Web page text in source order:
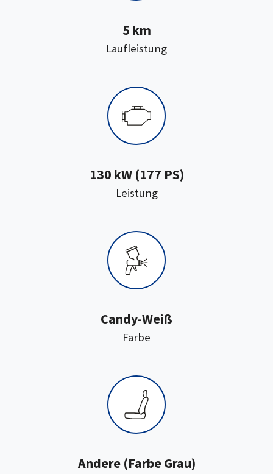
Laufleistung:
5 km
Leistung:
130 kW (177 PS)
Farbe
Candy-Weiß
Andere :(Farbe Grau)